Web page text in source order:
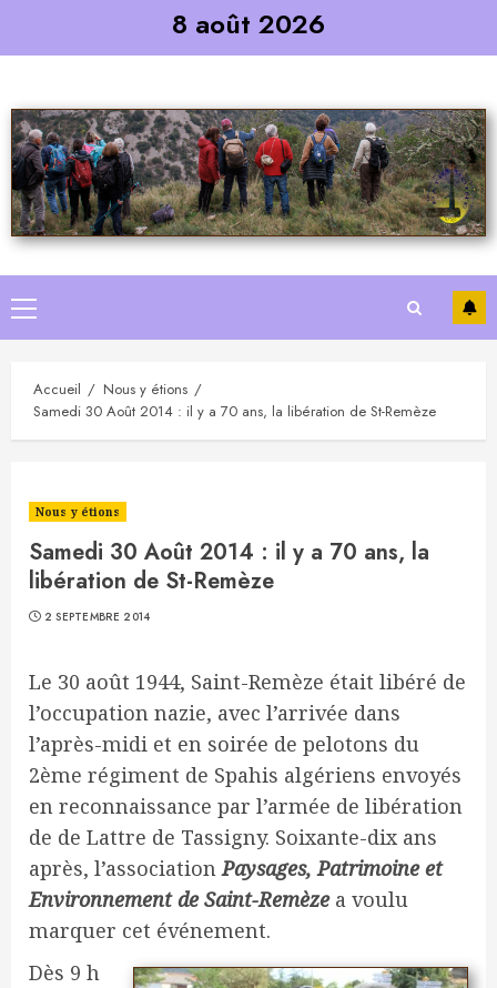
8 août 2026
Primary
Menu
Accueil
Nous y étions
Samedi 30 Août 2014 : il y a 70 ans, la libération de St-Remèze
Nous y étions
Samedi 30 Août 2014 : il y a 70 ans, la
libération de St-Remèze
2 SEPTEMBRE 2014
Le 30 août 1944, Saint-Remèze était libéré de
l’occupation nazie, avec l’arrivée dans
l’après-midi et en soirée de pelotons du
2ème régiment de Spahis algériens envoyés
en reconnaissance par l’armée de libération
de de Lattre de Tassigny. Soixante-dix ans
après, l’associationPaysages, Patrimoine et
Environnement de Saint-Remèzea voulu
marquer cet événement.
Dès 9 h